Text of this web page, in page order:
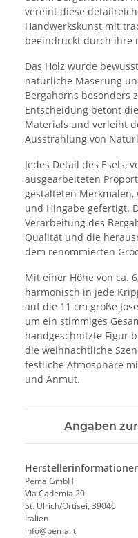
vereint diese
Handwerkskunst mit
beeindruckt durch ihre
Das Holz wurde
natürliche Maserung
Bergahorns besonders
Entscheidung betont
Materials und verleiht
Ausstrahlung von
Jedes Detail des Esels,
ausgearbeiteten
gestalteten
und Hingabe gefertigt.
Verarbeitung des
Qualität und die
dem renommierten
Mit einer Höhe von ca.
harmonisch in jede
auf die 11 cm große
um ein stimmiges
handgeschnitzte Figur
die weihnachtliche
festliche Atmosphäre
und Anmut.
Angaben
Pema GmbH
Via Cademia 20
St. Ulrich/Ortisei, 39046
Italien
info@pema.it